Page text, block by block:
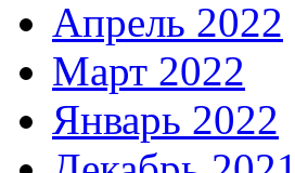
Апрель 2022
Март 2022
Январь 2022